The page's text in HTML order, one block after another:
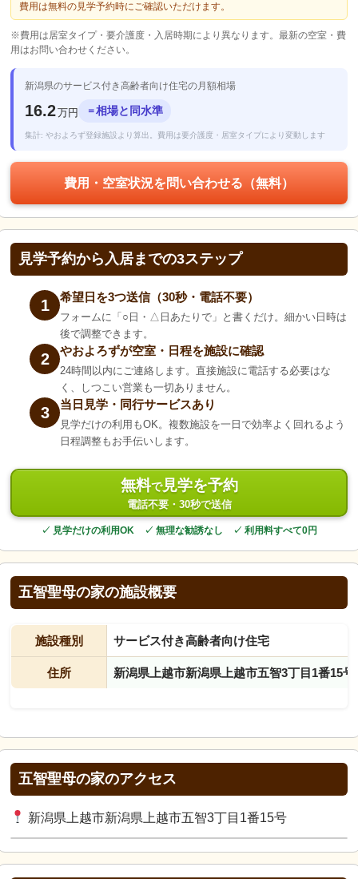
費用は無料の見学予約時にご確認いただけます。
※費用は居室タイプ・要介護度・入居時期により異なります。最新の空室・費
用はお問い合わせください。
新潟県のサービス付き高齢者向け住宅の月額相場
16.2万円 ＝相場と同水準
集計: やおよろず登録施設より算出。費用は要介護度・居室タイプにより変動します
費用・空室状況を問い合わせる（無料）
見学予約から入居までの3ステップ
1 希望日を3つ送信（30秒・電話不要）
フォームに「○日・△日あたりで」と書くだけ。細かい日時は
後で調整できます。
2 やおよろずが空室・日程を施設に確認
24時間以内にご連絡します。直接施設に電話する必要はな
く、しつこい営業も一切ありません。
3 当日見学・同行サービスあり
見学だけの利用もOK。複数施設を一日で効率よく回れるよう
日程調整もお手伝いします。
無料で見学を予約
電話不要・30秒で送信
✓ 見学だけの利用OK ✓ 無理な勧誘なし ✓ 利用料すべて0円
五智聖母の家の施設概要
施設種別 サービス付き高齢者向け住宅
住所 新潟県上越市新潟県上越市五智3丁目1番15号
五智聖母の家のアクセス
新潟県上越市新潟県上越市五智3丁目1番15号